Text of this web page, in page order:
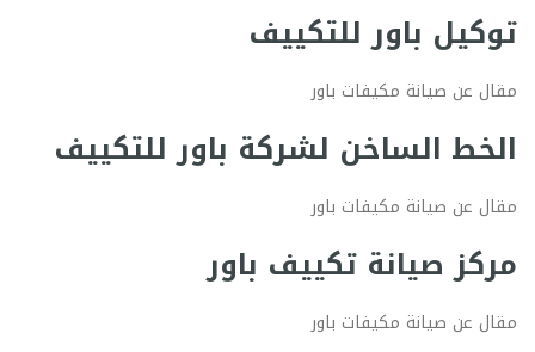
توكيل باور للتكييف
مقال عن صيانة مكيفات باور
الخط الساخن لشركة باور للتكييف
مقال عن صيانة مكيفات باور
مركز صيانة تكييف باور
مقال عن صيانة مكيفات باور